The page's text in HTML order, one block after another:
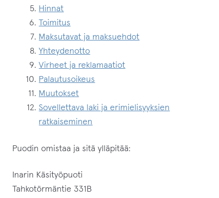
Maksutavat & maksuehdot
Toimitustavat ja -ehdot
Palautukset & vaihto
Tietosuoja
Hinnat
Toimitus
Maksutavat ja maksuehdot
Yhteydenotto
Virheet ja reklamaatiot
Palautusoikeus
Muutokset
Sovellettava laki ja erimielisyyksien
ratkaiseminen
Puodin omistaa ja sitä ylläpitää:
Inarin Käsityöpuoti
Tahkotörmäntie 331B